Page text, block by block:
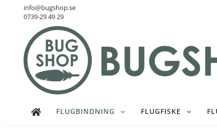
info@bugshop.se
0739-29 49 29
FLUGBINDNING FLUGFISKE